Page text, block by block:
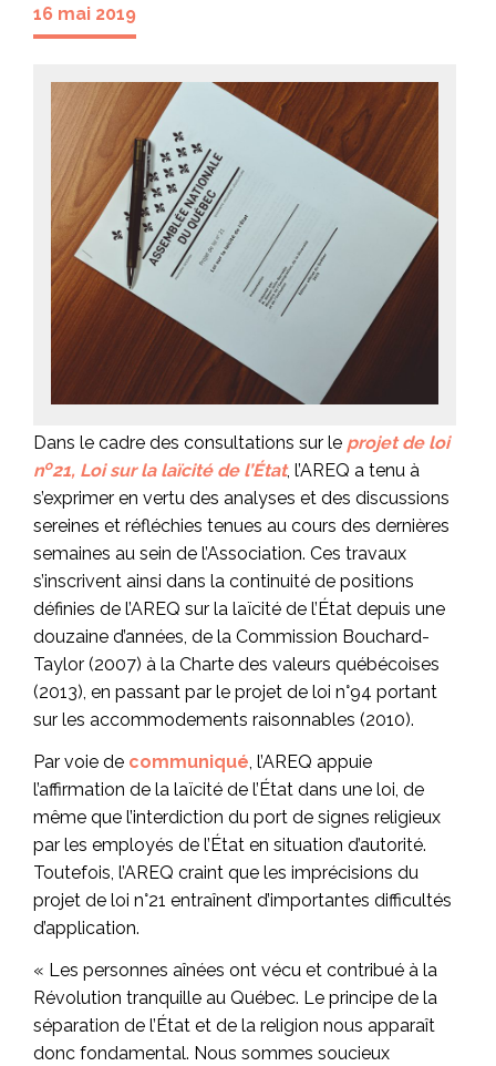
16 mai 2019
Dans le cadre des consultations sur le projet de loi
no21, Loi sur la laïcité de l’État, l’AREQ a tenu à
s’exprimer en vertu des analyses et des discussions
sereines et réfléchies tenues au cours des dernières
semaines au sein de l’Association. Ces travaux
s’inscrivent ainsi dans la continuité de positions
définies de l’AREQ sur la laïcité de l’État depuis une
douzaine d’années, de la Commission Bouchard-
Taylor (2007) à la Charte des valeurs québécoises
(2013), en passant par le projet de loi n°94 portant
sur les accommodements raisonnables (2010).
Par voie de communiqué, l’AREQ appuie
l’affirmation de la laïcité de l’État dans une loi, de
même que l’interdiction du port de signes religieux
par les employés de l’État en situation d’autorité.
Toutefois, l’AREQ craint que les imprécisions du
projet de loi n°21 entraînent d’importantes difficultés
d’application.
« Les personnes aînées ont vécu et contribué à la
Révolution tranquille au Québec. Le principe de la
séparation de l’État et de la religion nous apparaît
donc fondamental. Nous sommes soucieux